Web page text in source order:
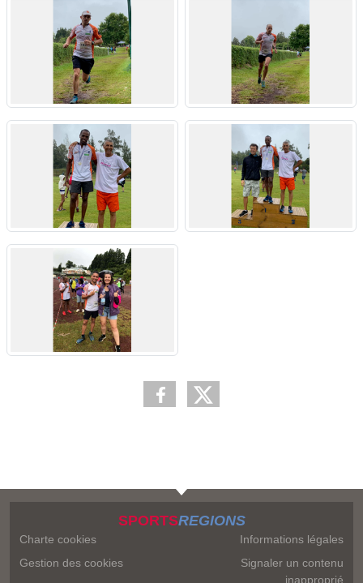
SPORTSREGIONS
Charte cookies
Gestion des cookies
Informations légales
Signaler un contenu
inapproprié